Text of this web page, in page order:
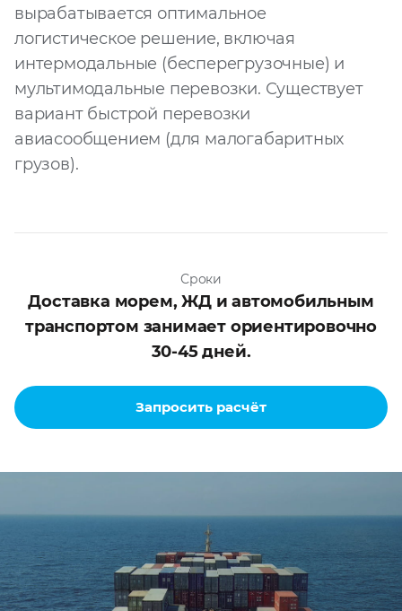
вырабатывается оптимальное
логистическое решение, включая
интермодальные (бесперегрузочные) и
мультимодальные перевозки. Существует
вариант быстрой перевозки
авиасообщением (для малогабаритных
грузов).
Сроки
Доставка морем, ЖД и автомобильным
транспортом занимает ориентировочно
30-45 дней.
Запросить расчёт